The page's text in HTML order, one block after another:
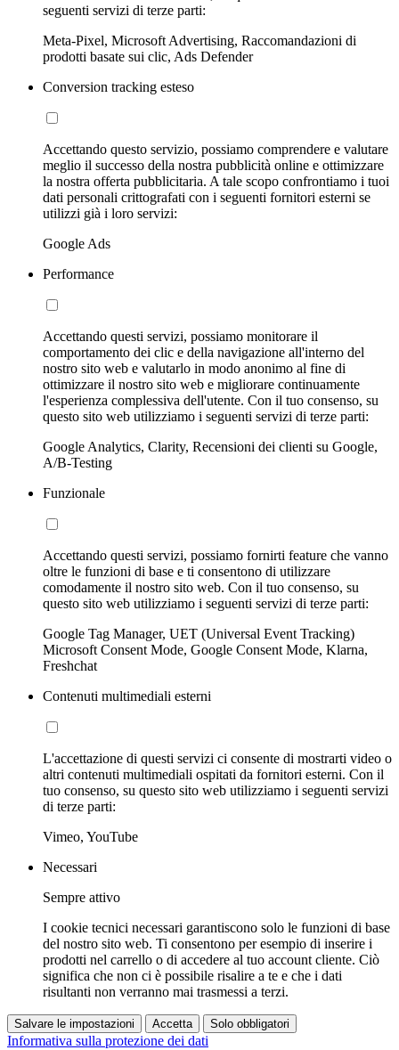
seguenti servizi di terze parti:
Meta-Pixel, Microsoft Advertising, Raccomandazioni di
prodotti basate sui clic, Ads Defender
Conversion tracking esteso
Accettando questo servizio, possiamo comprendere e valutare
meglio il successo della nostra pubblicità online e ottimizzare
la nostra offerta pubblicitaria. A tale scopo confrontiamo i tuoi
dati personali crittografati con i seguenti fornitori esterni se
utilizzi già i loro servizi:
Google Ads
Performance
Accettando questi servizi, possiamo monitorare il
comportamento dei clic e della navigazione all'interno del
nostro sito web e valutarlo in modo anonimo al fine di
ottimizzare il nostro sito web e migliorare continuamente
l'esperienza complessiva dell'utente. Con il tuo consenso, su
questo sito web utilizziamo i seguenti servizi di terze parti:
Google Analytics, Clarity, Recensioni dei clienti su Google,
A/B-Testing
Funzionale
Accettando questi servizi, possiamo fornirti feature che vanno
oltre le funzioni di base e ti consentono di utilizzare
comodamente il nostro sito web. Con il tuo consenso, su
questo sito web utilizziamo i seguenti servizi di terze parti:
Google Tag Manager, UET (Universal Event Tracking)
Microsoft Consent Mode, Google Consent Mode, Klarna,
Freshchat
Contenuti multimediali esterni
L'accettazione di questi servizi ci consente di mostrarti video o
altri contenuti multimediali ospitati da fornitori esterni. Con il
tuo consenso, su questo sito web utilizziamo i seguenti servizi
di terze parti:
Vimeo, YouTube
Necessari
Sempre attivo
I cookie tecnici necessari garantiscono solo le funzioni di base
del nostro sito web. Ti consentono per esempio di inserire i
prodotti nel carrello o di accedere al tuo account cliente. Ciò
significa che non ci è possibile risalire a te e che i dati
risultanti non verranno mai trasmessi a terzi.
Salvare le impostazioni Accetta Solo obbligatori
Informativa sulla protezione dei dati